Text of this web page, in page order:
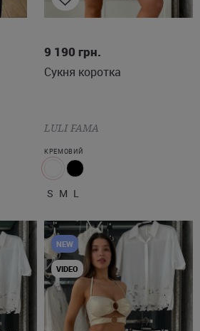
9 190 грн.
Сукня коротка
LULI FAMA
КРЕМОВИЙ
S M L
NEW
VIDEO